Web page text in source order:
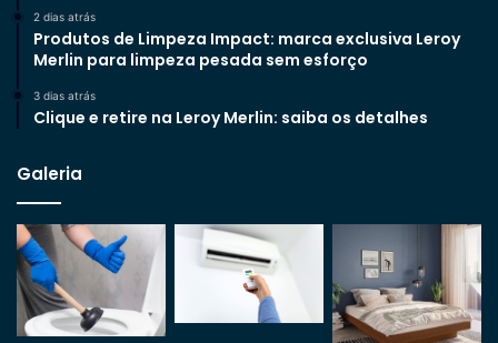
2 dias atrás
Produtos de Limpeza Impact: marca exclusiva Leroy
Merlin para limpeza pesada sem esforço
3 dias atrás
Clique e retire na Leroy Merlin: saiba os detalhes
Galeria